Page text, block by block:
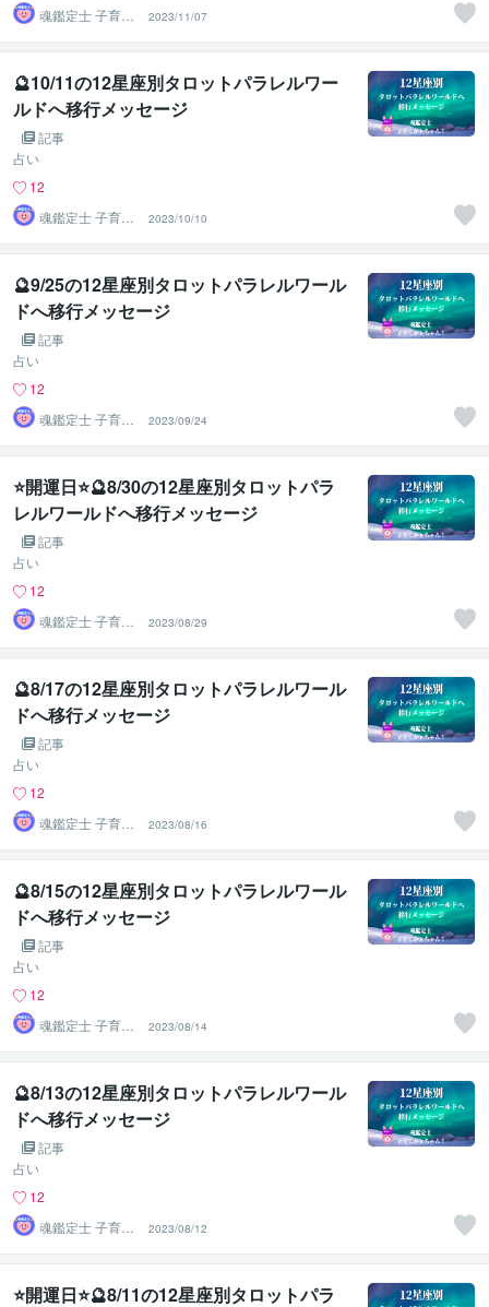
魂鑑定士 子育て
かぁちゃん！
2023/11/07
🔮10/11の12星座別タロットパラレルワー
ルドへ移行メッセージ
記事
占い
12
魂鑑定士 子育て
かぁちゃん！
2023/10/10
🔮9/25の12星座別タロットパラレルワール
ドへ移行メッセージ
記事
占い
12
魂鑑定士 子育て
かぁちゃん！
2023/09/24
⭐開運日⭐🔮8/30の12星座別タロットパラ
レルワールドへ移行メッセージ
記事
占い
12
魂鑑定士 子育て
かぁちゃん！
2023/08/29
🔮8/17の12星座別タロットパラレルワール
ドへ移行メッセージ
記事
占い
12
魂鑑定士 子育て
かぁちゃん！
2023/08/16
🔮8/15の12星座別タロットパラレルワール
ドへ移行メッセージ
記事
占い
12
魂鑑定士 子育て
かぁちゃん！
2023/08/14
🔮8/13の12星座別タロットパラレルワール
ドへ移行メッセージ
記事
占い
12
魂鑑定士 子育て
かぁちゃん！
2023/08/12
⭐開運日⭐🔮8/11の12星座別タロットパラ